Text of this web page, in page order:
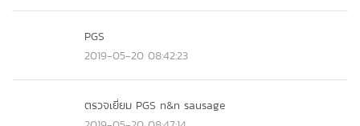
PGS
2019-05-20 08:42:23
ตรวจเยี่ยม PGS n&n sausage